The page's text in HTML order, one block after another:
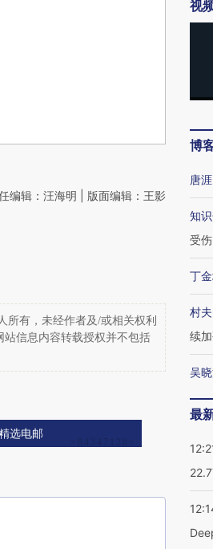
编辑：汪海明 | 版面编辑：王影
所有，未经作者及/或相关权利
站信息内容转载授权并不包括
选电邮
视
博
唐涯
知
受伤
丁
村
续
吴
最